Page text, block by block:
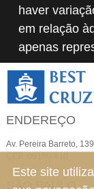
haver
em relação
apenas
ENDEREÇO
Av. Pereira Barreto,
SÃO PAULO
Este site utiliza